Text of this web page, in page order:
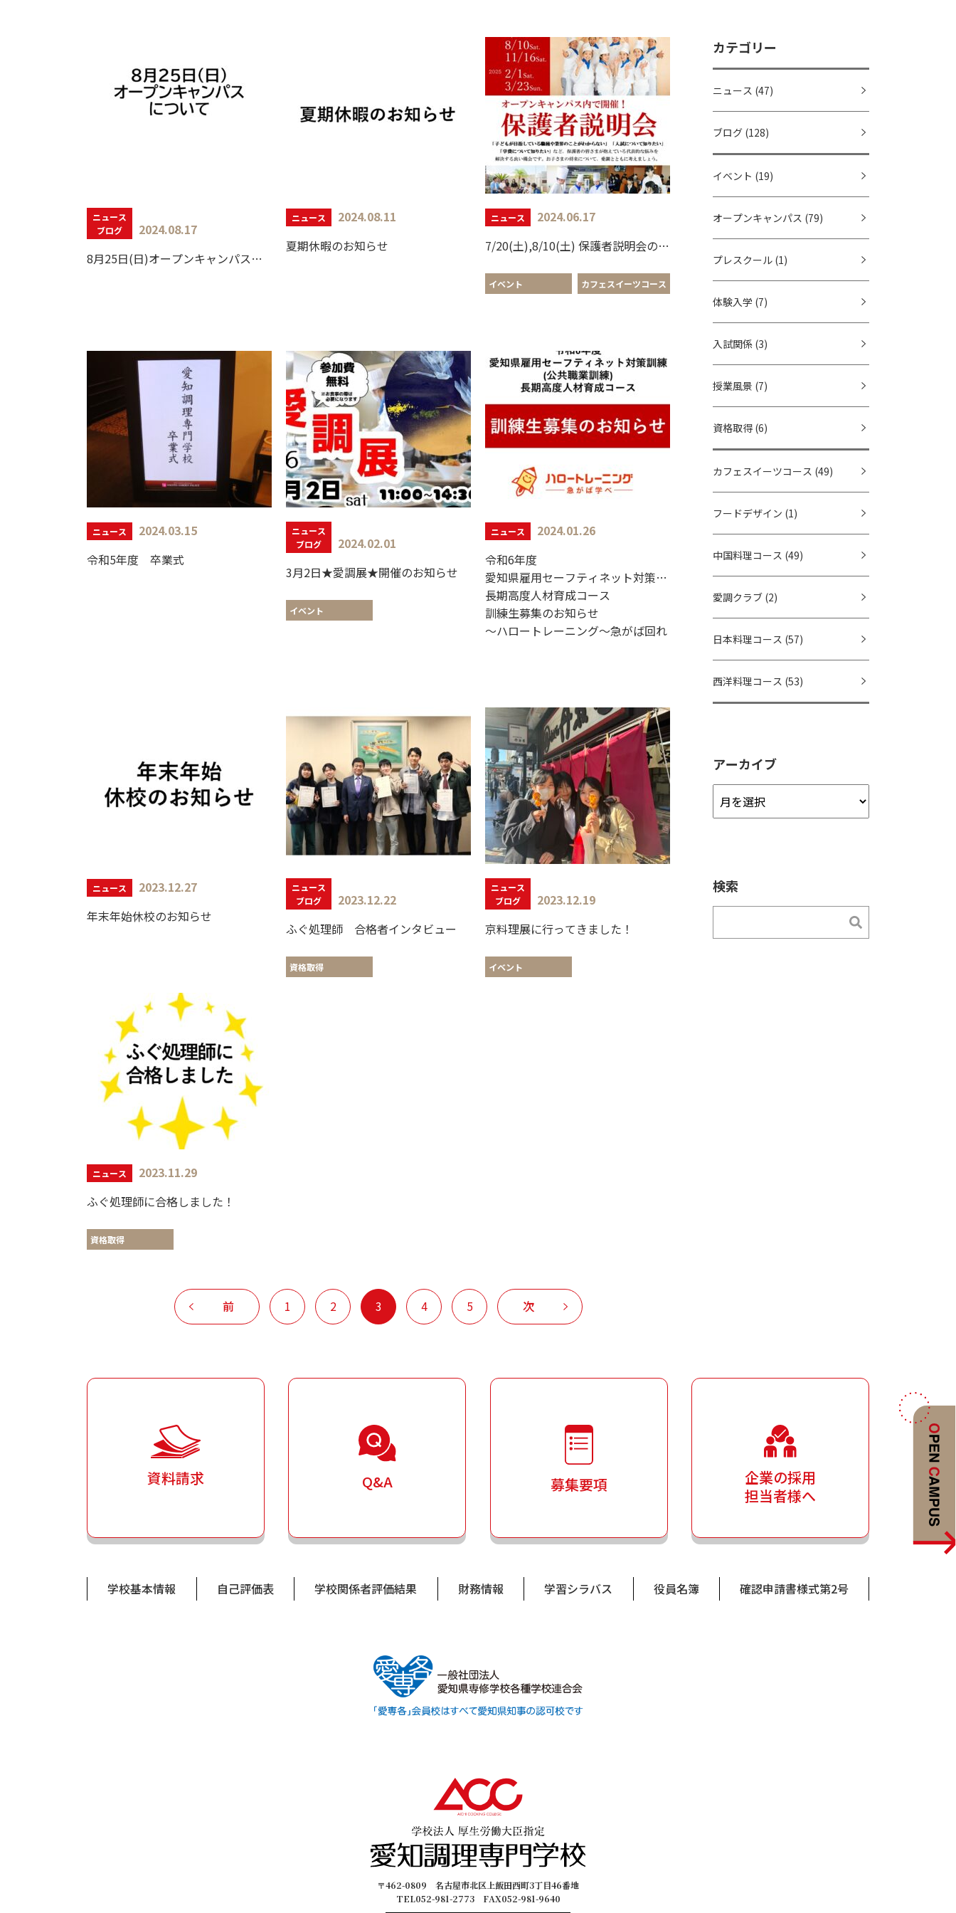
ニュース
ブログ
2024.08.17
8月25日(日)オープンキャンパスについて
ニュース
2024.08.11
夏期休暇のお知らせ
ニュース
2024.06.17
7/20(土),8/10(土) 保護者説明会のご案内
イベント カフェスイーツコース
ニュース
2024.03.15
令和5年度 卒業式
ニュース
ブログ
2024.02.01
3月2日★愛調展★開催のお知らせ
イベント
ニュース
2024.01.26
令和6年度
愛知県雇用セーフティネット対策訓練
長期高度人材育成コース
訓練生募集のお知らせ
～ハロートレーニング～急がば回れ
ニュース
2023.12.27
年末年始休校のお知らせ
ニュース
ブログ
2023.12.22
ふぐ処理師 合格者インタビュー
資格取得
ニュース
ブログ
2023.12.19
京料理展に行ってきました！
イベント
ニュース
2023.11.29
ふぐ処理師に合格しました！
資格取得
前 1 2 3 4 5 次
カテゴリー
ニュース (47)
ブログ (128)
イベント (19)
オープンキャンパス (79)
プレスクール (1)
体験入学 (7)
入試関係 (3)
授業風景 (7)
資格取得 (6)
カフェスイーツコース (49)
フードデザイン (1)
中国料理コース (49)
愛調クラブ (2)
日本料理コース (57)
西洋料理コース (53)
アーカイブ
ー
検索
検索
資料請求 Q&A 募集要項
企業の採用
担当者様へ
学校基本情報 自己評価表 学校関係者評価結果 財務情報 学習シラバス 役員名簿 確認申請書様式第2号
〒462-0809 名古屋市北区上飯田西町3丁目46番地
TEL052-981-2773 FAX052-981-9640